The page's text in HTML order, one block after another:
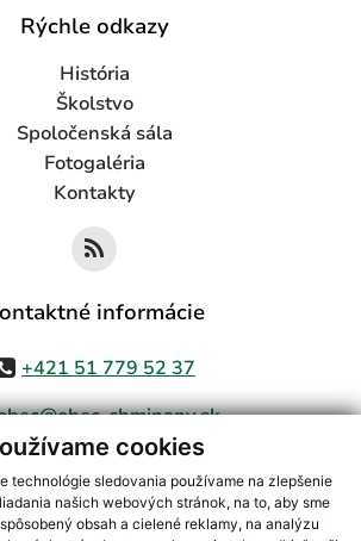
cookies
technológie sledovania používame na zlepšenie
našich webových stránok, na to, aby sme
obsah a cielené reklamy, na analýzu
Rýchle odkazy
História
Školstvo
Spoločenská sála
Fotogaléria
Kontakty
informácie
+421 51 779 52 37
chminany.sk
aktuálnych informácií s využitím RSS